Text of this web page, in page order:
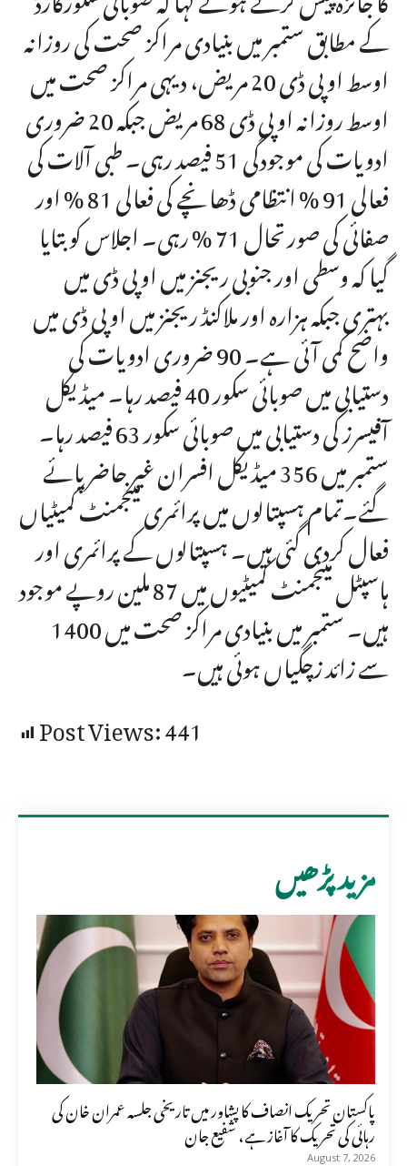
کے مطابق ستمبر میں بنیادی مراکز صحت کی روزانہ
اوسط او پی ڈی 20 مریض، دیہی مراکز صحت میں
اوسط روزانہ او پی ڈی 68 مریض جبکہ 20 ضروری
ادویات کی موجودگی 51 فیصد رہی۔ طبی آلات کی
فعالی 91 % انتظامی ڈھانچے کی فعالی 81 % اور
صفائی کی صورتحال 71 % رہی۔ اجلاس کو بتایا
گیا کہ وسطی اور جنوبی ریجنز میں او پی ڈی میں
بہتری جبکہ ہزارہ اور ملاکنڈ ریجنز میں او پی ڈی میں
واضح کمی آئی ہے۔ 90 ضروری ادویات کی
دستیابی میں صوبائی سکور 40 فیصد رہا۔ میڈیکل
آفیسرز کی دستیابی میں صوبائی سکور 63 فیصد رہا۔
ستمبر میں 356 میڈیکل افسران غیر حاضر پائے
گئے۔تمام ہسپتالوں میں پرائمری مینجمنٹ کمیٹیاں
فعال کردی گئی ہیں۔ ہسپتالوں کے پرائمری اور
ہاسپٹل مینجمنٹ کمیٹیوں میں 87 ملین روپے موجود
ہیں۔ ستمبر میں بنیادی مراکز صحت میں 1400
سے زائد زچگیاں ہوئی ہیں۔
Post Views:441
مزید پڑھیں
پاکستان تحریک انصاف کا پشاور میں تاریخی جلسہ عمران خان کی
رہائی کی تحریک کا آغاز ہے، شفیع جان
August 7, 2026